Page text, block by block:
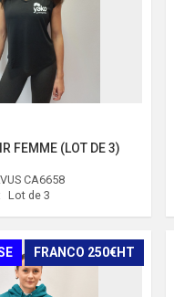
FEMME (LOT DE 3)
CA6658
Lot de 3
FRANCO 250€HT